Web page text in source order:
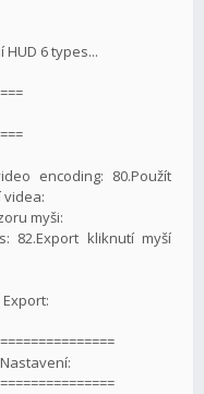
6 types...
encoding: 80.Použít
myši:
82.Export kliknutí myší